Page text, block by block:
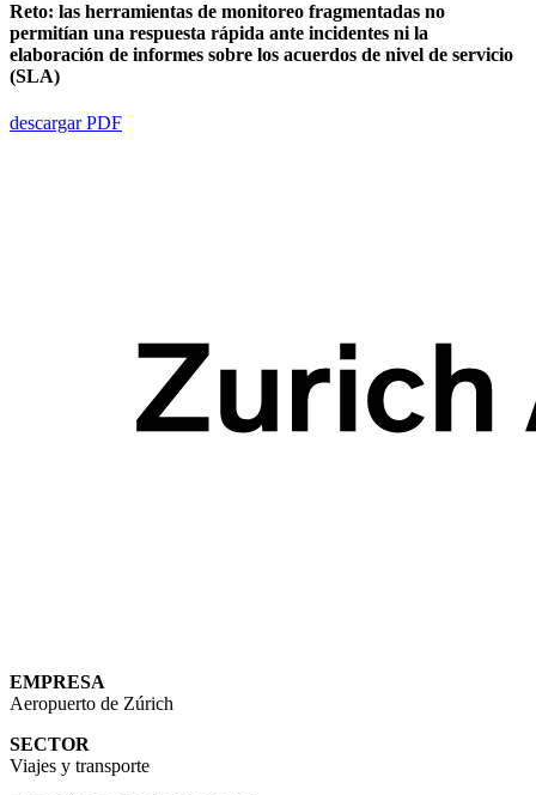
Reto: las herramientas de monitoreo fragmentadas no
permitían una respuesta rápida ante incidentes ni la
elaboración de informes sobre los acuerdos de nivel de servicio
(SLA)
descargar PDF
EMPRESA
Aeropuerto de Zúrich
SECTOR
Viajes y transporte